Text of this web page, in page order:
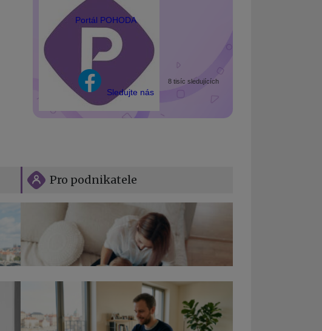
Portál POHODA
Sledujte nás
8 tisíc sledujících
Pro podnikatele